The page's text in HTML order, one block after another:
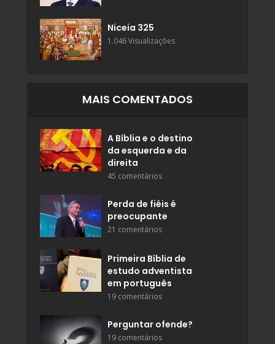
Niceia 325
1.046 Visualizações
MAIS COMENTADOS
A Bíblia e o destino
da esquerda e da
direita
45 comentários
Perda de fiéis é
preocupante
21 comentários
Primeira Bíblia de
estudo adventista
em português
19 comentários
Perguntar ofende?
19 comentários